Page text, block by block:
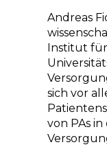
Andreas
Institut
sich vor
von PAs